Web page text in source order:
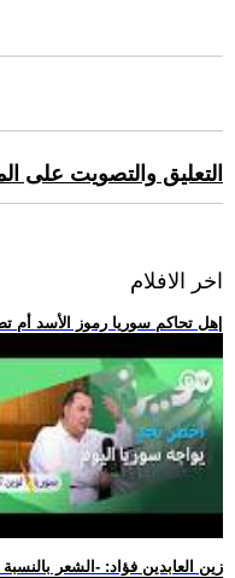
التعليق والتصويت على
اخر الافلام
.. زين العابدين فؤاد: -الشعر